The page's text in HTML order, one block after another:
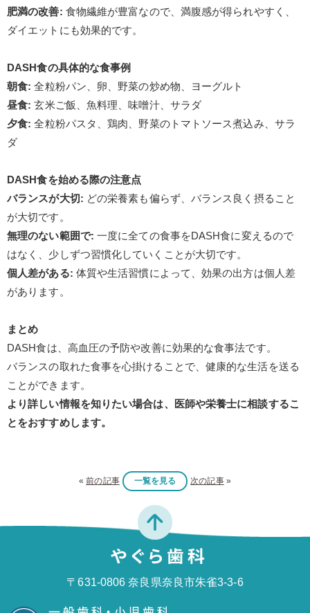
肥満の改善: 食物繊維が豊富なので、満腹感が得られやすく、
ダイエットにも効果的です。
DASH食の具体的な食事例
朝食: 全粒粉パン、卵、野菜の炒め物、ヨーグルト
昼食: 玄米ご飯、魚料理、味噌汁、サラダ
夕食: 全粒粉パスタ、鶏肉、野菜のトマトソース煮込み、サラ
ダ
DASH食を始める際の注意点
バランスが大切: どの栄養素も偏らず、バランス良く摂ること
が大切です。
無理のない範囲で: 一度に全ての食事をDASH食に変えるので
はなく、少しずつ習慣化していくことが大切です。
個人差がある: 体質や生活習慣によって、効果の出方は個人差
があります。
まとめ
DASH食は、高血圧の予防や改善に効果的な食事法です。
バランスの取れた食事を心掛けることで、健康的な生活を送る
ことができます。
より詳しい情報を知りたい場合は、医師や栄養士に相談するこ
とをおすすめします。
«前の記事 一覧を見る 次の記事»
〒631-0806 奈良県奈良市朱雀3-3-6